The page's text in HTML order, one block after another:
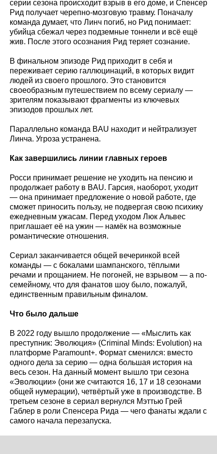
серии сезона происходит взрыв в его доме, и Спенсер
Рид получает черепно-мозговую травму. Поначалу
команда думает, что Линч погиб, но Рид понимает:
убийца сбежал через подземные тоннели и всё ещё
жив. После этого осознания Рид теряет сознание.
В финальном эпизоде Рид приходит в себя и
переживает серию галлюцинаций, в которых видит
людей из своего прошлого. Это становится
своеобразным путешествием по всему сериалу —
зрителям показывают фрагменты из ключевых
эпизодов прошлых лет.
Параллельно команда BAU находит и нейтрализует
Линча. Угроза устранена.
Как завершились линии главных героев
Росси принимает решение не уходить на пенсию и
продолжает работу в BAU. Гарсия, наоборот, уходит
— она принимает предложение о новой работе, где
сможет приносить пользу, не подвергая свою психику
ежедневным ужасам. Перед уходом Люк Альвес
приглашает её на ужин — намёк на возможные
романтические отношения.
Сериал заканчивается общей вечеринкой всей
команды — с бокалами шампанского, тёплыми
речами и прощанием. Не погоней, не взрывом — а по-
семейному, что для фанатов шоу было, пожалуй,
единственным правильным финалом.
Что было дальше
В 2022 году вышло продолжение — «Мыслить как
преступник: Эволюция» (Criminal Minds: Evolution) на
платформе Paramount+. Формат сменился: вместо
одного дела за серию — одна большая история на
весь сезон. На данный момент вышло три сезона
«Эволюции» (они же считаются 16, 17 и 18 сезонами
общей нумерации), четвёртый уже в производстве. В
третьем сезоне в сериал вернулся Мэттью Грей
Габлер в роли Спенсера Рида — чего фанаты ждали с
самого начала перезапуска.